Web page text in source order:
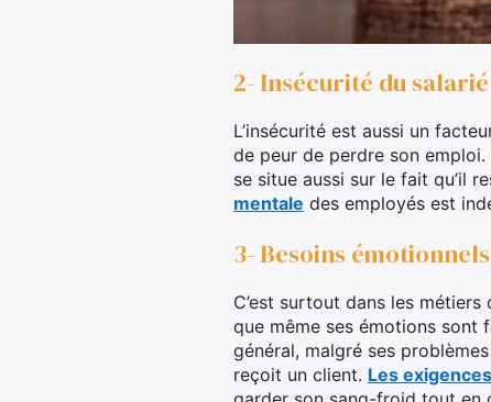
2- Insécurité du
L’insécurité est aussi un
de peur de perdre son emploi.
se situe aussi sur le fait qu’il
mentale des employés est
3- Besoins émotionnels
C’est surtout dans les métiers
que même ses émotions sont
général, malgré ses
reçoit un client. Les